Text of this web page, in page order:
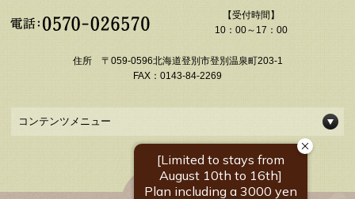
【受付時間】
10：00～17：00
住所 〒059-0596北海道登別市登別温泉町203-1
FAX：0143-84-2269
コンテンツメニュー